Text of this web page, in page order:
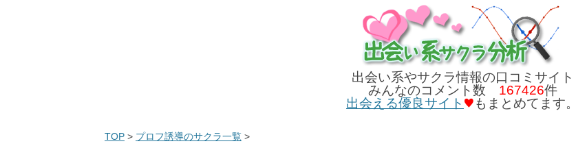
出会い系やサクラ情報の口コミサイト
みんなのコメント数 167426件
出会える優良サイト
もまとめてます。
TOP > プロフ誘導のサクラ一覧 >